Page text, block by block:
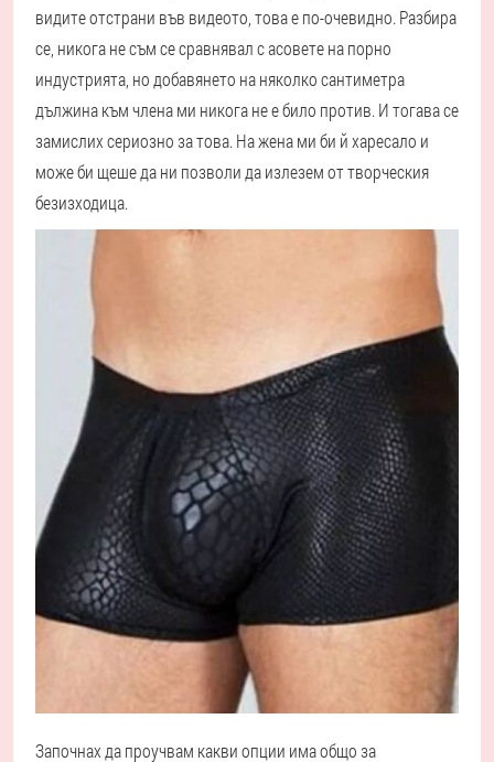
видите отстрани във видеото, това е по-очевидно. Разбира
се, никога не съм се сравнявал с асовете на порно
индустрията, но добавянето на няколко сантиметра
дължина към члена ми никога не е било против. И тогава се
замислих сериозно за това. На жена ми би й харесало и
може би щеше да ни позволи да излезем от творческия
безизходица.
Започнах да проучвам какви опции има общо за